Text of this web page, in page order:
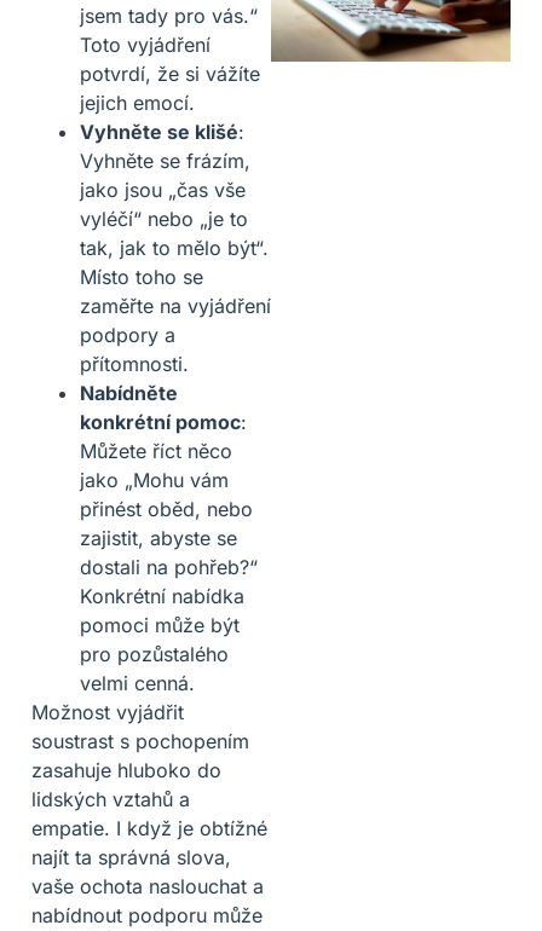
jsem tady pro vás.“
Toto vyjádření
potvrdí, že si vážíte
jejich emocí.
Vyhněte se klišé:
Vyhněte se frázím,
jako jsou „čas vše
vyléčí“ nebo „je to
tak, jak to mělo být“.
Místo toho se
zaměřte na vyjádření
podpory a
přítomnosti.
Nabídněte
konkrétní pomoc:
Můžete říct něco
jako „Mohu vám
přinést oběd, nebo
zajistit, abyste se
dostali na pohřeb?“
Konkrétní nabídka
pomoci může být
pro pozůstalého
velmi cenná.
Možnost vyjádřit
soustrast s pochopením
zasahuje hluboko do
lidských vztahů a
empatie. I když je obtížné
najít ta správná slova,
vaše ochota naslouchat a
nabídnout podporu může